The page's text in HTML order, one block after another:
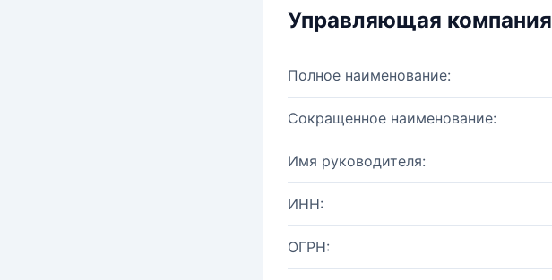
Управляющая компания
Полное наименование:
Сокращенное наименование:
Имя руководителя:
ИНН:
ОГРН: